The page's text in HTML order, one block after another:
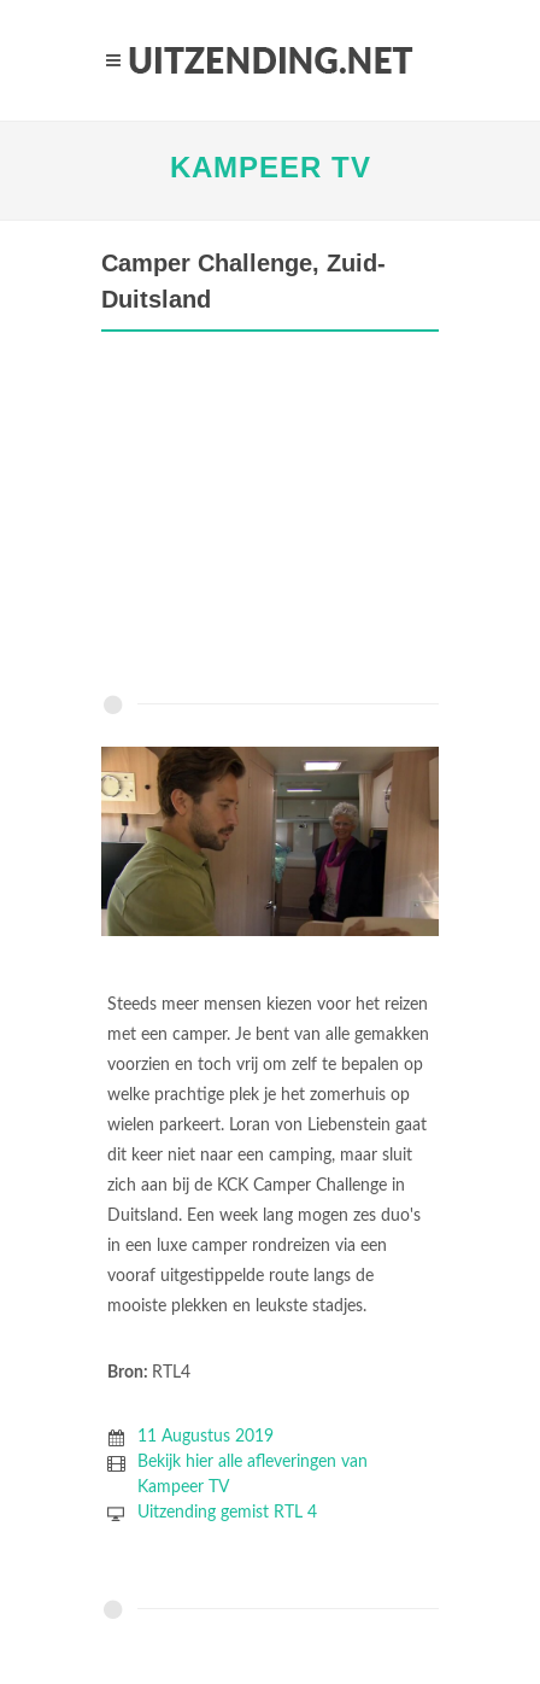
KAMPEER TV
Camper Challenge, Zuid-
Duitsland
Steeds meer mensen kiezen voor het reizen
met een camper. Je bent van alle gemakken
voorzien en toch vrij om zelf te bepalen op
welke prachtige plek je het zomerhuis op
wielen parkeert. Loran von Liebenstein gaat
dit keer niet naar een camping, maar sluit
zich aan bij de KCK Camper Challenge in
Duitsland. Een week lang mogen zes duo's
in een luxe camper rondreizen via een
vooraf uitgestippelde route langs de
mooiste plekken en leukste stadjes.
Bron: RTL4
11 Augustus 2019
Bekijk hier alle afleveringen van
Kampeer TV
Uitzending gemist RTL 4